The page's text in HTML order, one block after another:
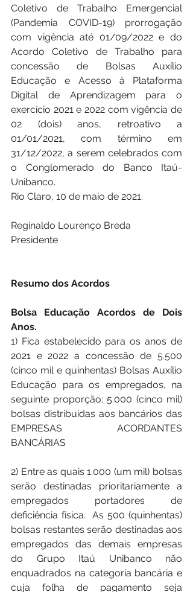
Coletivo de Trabalho Emergencial
(Pandemia COVID-19) prorrogação
com vigência até 01/09/2022 e do
Acordo Coletivo de Trabalho para
concessão de Bolsas Auxílio
Educação e Acesso à Plataforma
Digital de Aprendizagem para o
exercício 2021 e 2022 com vigência de
02 (dois) anos, retroativo a
01/01/2021, com término em
31/12/2022, a serem celebrados com
o Conglomerado do Banco Itaú-
Unibanco.
Rio Claro, 10 de maio de 2021.
Reginaldo Lourenço Breda
Presidente
Resumo dos Acordos
Bolsa Educação Acordos de Dois
Anos.
1) Fica estabelecido para os anos de
2021 e 2022 a concessão de 5.500
(cinco mil e quinhentas) Bolsas Auxílio
Educação para os empregados, na
seguinte proporção: 5.000 (cinco mil)
bolsas distribuídas aos bancários das
EMPRESAS ACORDANTES
BANCÁRIAS
2) Entre as quais 1.000 (um mil) bolsas
serão destinadas prioritariamente a
empregados portadores de
deficiência física.  As 500 (quinhentas)
bolsas restantes serão destinadas aos
empregados das demais empresas
do Grupo Itaú Unibanco não
enquadrados na categoria bancária e
cuja folha de pagamento seja